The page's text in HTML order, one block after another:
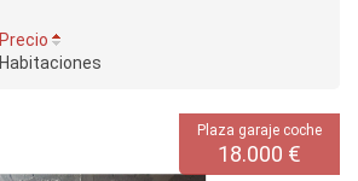
Precio
Habitaciones
Plaza garaje coche
18.000 €